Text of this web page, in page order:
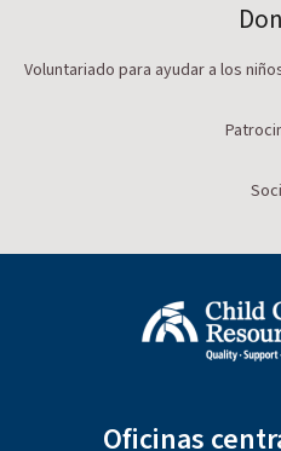
Voluntariado para ayudar a los
Oficinas